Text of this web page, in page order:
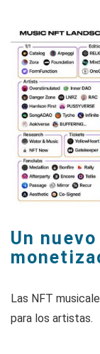
Un
Las NFT
para los artistas.